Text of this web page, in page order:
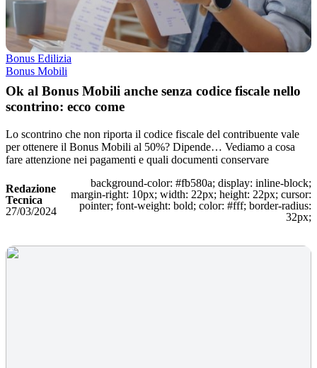
Bonus Edilizia
Bonus Mobili
Ok al Bonus Mobili anche senza codice fiscale nello
scontrino: ecco come
Lo scontrino che non riporta il codice fiscale del contribuente vale
per ottenere il Bonus Mobili al 50%? Dipende… Vediamo a cosa
fare attenzione nei pagamenti e quali documenti conservare
Redazione
Tecnica
27/03/2024
background-color: #fb580a; display: inline-block;
margin-right: 10px; width: 22px; height: 22px; cursor:
pointer; font-weight: bold; color: #fff; border-radius:
32px;